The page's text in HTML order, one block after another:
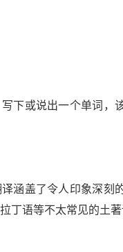
下或说出一个单词，
涵盖了令人印象深刻
丁语等不太常见的土